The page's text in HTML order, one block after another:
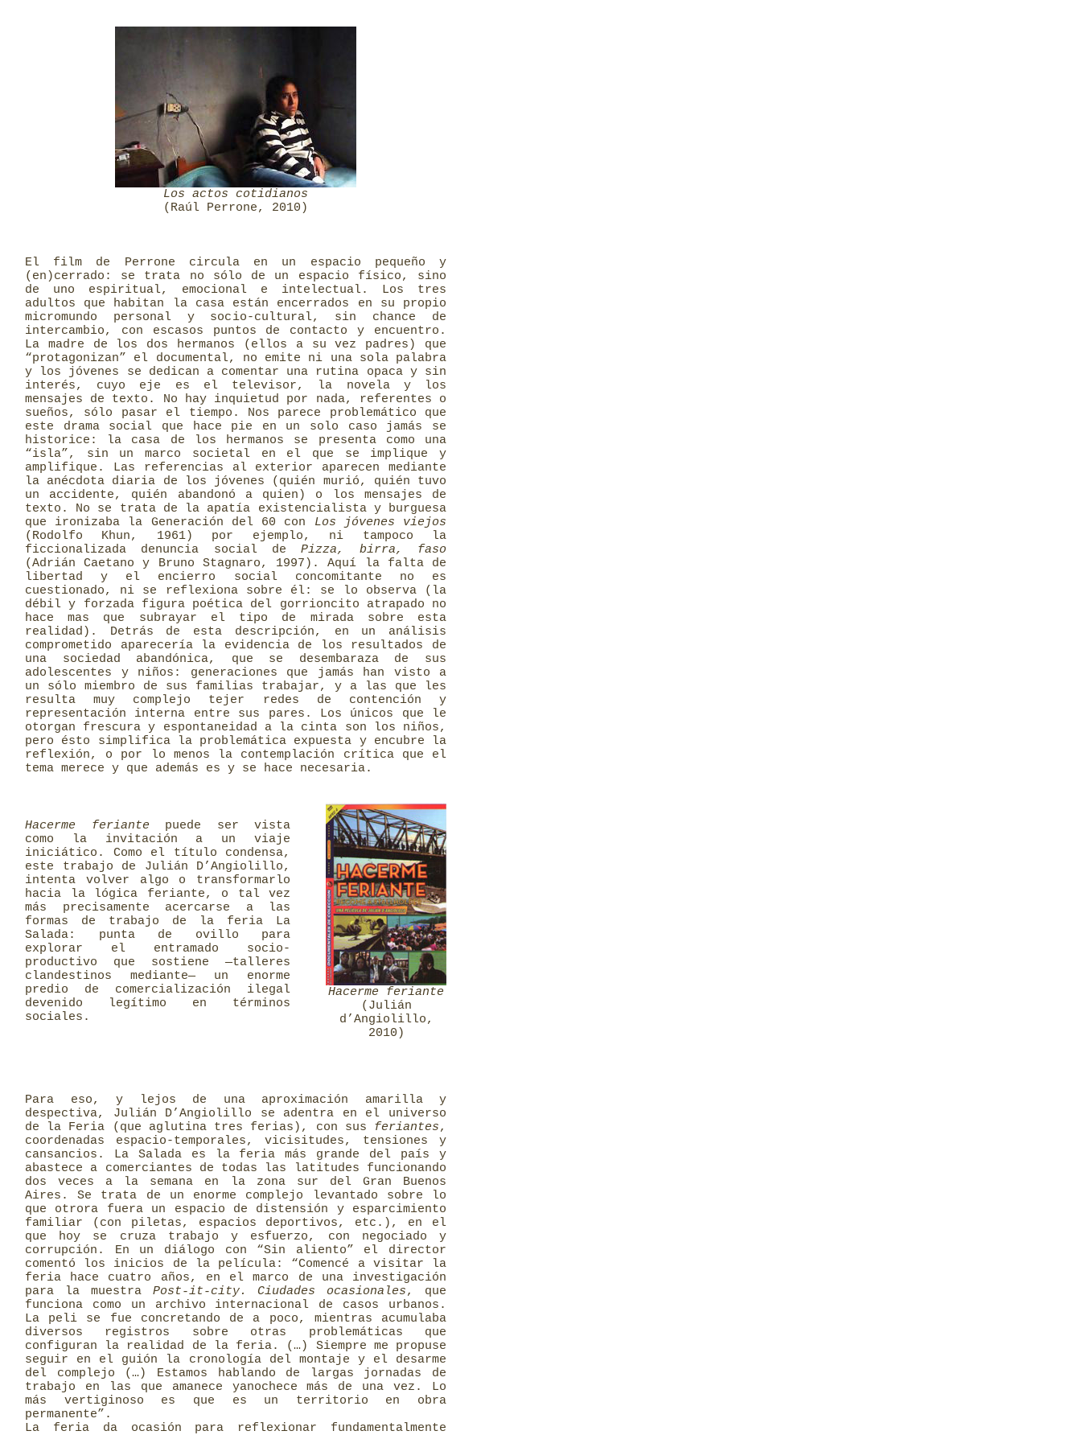
Los actos cotidianos
(Raúl Perrone, 2010)
El film de Perrone circula en un espacio pequeño y
(en)cerrado: se trata no sólo de un espacio físico, sino
de uno espiritual, emocional e intelectual. Los tres
adultos que habitan la casa están encerrados en su propio
micromundo personal y socio-cultural, sin chance de
intercambio, con escasos puntos de contacto y encuentro.
La madre de los dos hermanos (ellos a su vez padres) que
“protagonizan” el documental, no emite ni una sola palabra
y los jóvenes se dedican a comentar una rutina opaca y sin
interés, cuyo eje es el televisor, la novela y los
mensajes de texto. No hay inquietud por nada, referentes o
sueños, sólo pasar el tiempo. Nos parece problemático que
este drama social que hace pie en un solo caso jamás se
historice: la casa de los hermanos se presenta como una
“isla”, sin un marco societal en el que se implique y
amplifique. Las referencias al exterior aparecen mediante
la anécdota diaria de los jóvenes (quién murió, quién tuvo
un accidente, quién abandonó a quien) o los mensajes de
texto. No se trata de la apatía existencialista y burguesa
que ironizaba la Generación del 60 con Los jóvenes viejos
(Rodolfo Khun, 1961) por ejemplo, ni tampoco la
ficcionalizada denuncia social dePizza, birra, faso
(Adrián Caetano y Bruno Stagnaro, 1997). Aquí la falta de
libertad y el encierro social concomitante no es
cuestionado, ni se reflexiona sobre él: se lo observa (la
débil y forzada figura poética del gorrioncito atrapado no
hace mas que subrayar el tipo de mirada sobre esta
realidad). Detrás de esta descripción, en un análisis
comprometido aparecería la evidencia de los resultados de
una sociedad abandónica, que se desembaraza de sus
adolescentes y niños: generaciones que jamás han visto a
un sólo miembro de sus familias trabajar, y a las que les
resulta muy complejo tejer redes de contención y
representación interna entre sus pares. Los únicos que le
otorgan frescura y espontaneidad a la cinta son los niños,
pero ésto simplifica la problemática expuesta y encubre la
reflexión, o por lo menos la contemplación crítica que el
tema merece y que además es y se hace necesaria.
Hacerme feriante puede ser vista
como la invitación a un viaje
iniciático. Como el título condensa,
este trabajo de Julián D’Angiolillo,
intenta volver algo o transformarlo
hacia la lógica feriante, o tal vez
más precisamente acercarse a las
formas de trabajo de la feria La
Salada: punta de ovillo para
explorar el entramado socio-
productivo que sostiene ―talleres
clandestinos mediante― un enorme
predio de comercialización ilegal
devenido legítimo en términos
sociales.
Hacerme feriante
(Julián
d’Angiolillo,
2010)
Para eso, y lejos de una aproximación amarilla y
despectiva, Julián D’Angiolillo se adentra en el universo
de la Feria (que aglutina tres ferias), con sus feriantes,
coordenadas espacio-temporales, vicisitudes, tensiones y
cansancios. La Salada es la feria más grande del país y
abastece a comerciantes de todas las latitudes funcionando
dos veces a la semana en la zona sur del Gran Buenos
Aires. Se trata de un enorme complejo levantado sobre lo
que otrora fuera un espacio de distensión y esparcimiento
familiar (con piletas, espacios deportivos, etc.), en el
que hoy se cruza trabajo y esfuerzo, con negociado y
corrupción. En un diálogo con “Sin aliento” el director
comentó los inicios de la película: “Comencé a visitar la
feria hace cuatro años, en el marco de una investigación
para la muestraPost-it-city. Ciudades ocasionales, que
funciona como un archivo internacional de casos urbanos.
La peli se fue concretando de a poco, mientras acumulaba
diversos registros sobre otras problemáticas que
configuran la realidad de la feria. (…) Siempre me propuse
seguir en el guión la cronología del montaje y el desarme
del complejo (…) Estamos hablando de largas jornadas de
trabajo en las que amanece yanochece más de una vez. Lo
más vertiginoso es que es un territorio en obra
permanente”.
La feria da ocasión para reflexionar fundamentalmente